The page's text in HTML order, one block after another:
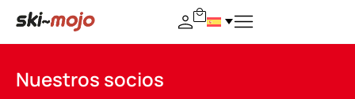
Nuestros socios